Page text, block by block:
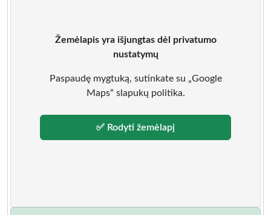
Žemėlapis yra išjungtas dėl privatumo
nustatymų
Paspaudę mygtuką, sutinkate su „Google
Maps“ slapukų politika.
✅ Rodyti žemėlapį